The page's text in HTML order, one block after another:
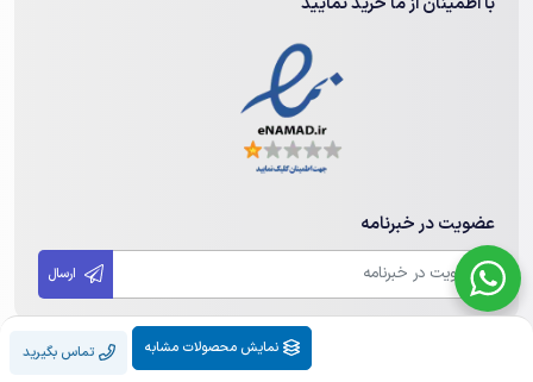
عضویت در خبرنامه
تمامی حقوق مادی و معنوی این سایت متعلق به مهندسی هوشمند هامین
تماس بگیرید نمایش محصولات مشابه